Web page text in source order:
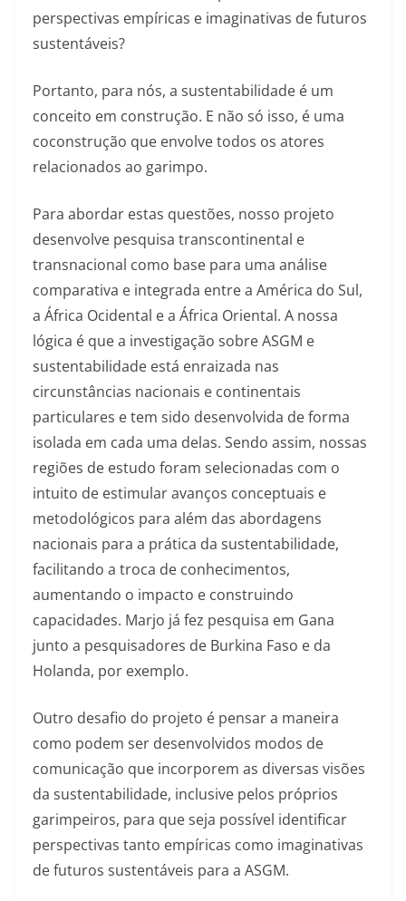
perspectivas empíricas e imaginativas de futuros
sustentáveis?
Portanto, para nós, a sustentabilidade é um
conceito em construção. E não só isso, é uma
coconstrução que envolve todos os atores
relacionados ao garimpo.
Para abordar estas questões, nosso projeto
desenvolve pesquisa transcontinental e
transnacional como base para uma análise
comparativa e integrada entre a América do Sul,
a África Ocidental e a África Oriental. A nossa
lógica é que a investigação sobre ASGM e
sustentabilidade está enraizada nas
circunstâncias nacionais e continentais
particulares e tem sido desenvolvida de forma
isolada em cada uma delas. Sendo assim, nossas
regiões de estudo foram selecionadas com o
intuito de estimular avanços conceptuais e
metodológicos para além das abordagens
nacionais para a prática da sustentabilidade,
facilitando a troca de conhecimentos,
aumentando o impacto e construindo
capacidades. Marjo já fez pesquisa em Gana
junto a pesquisadores de Burkina Faso e da
Holanda, por exemplo.
Outro desafio do projeto é pensar a maneira
como podem ser desenvolvidos modos de
comunicação que incorporem as diversas visões
da sustentabilidade, inclusive pelos próprios
garimpeiros, para que seja possível identificar
perspectivas tanto empíricas como imaginativas
de futuros sustentáveis para a ASGM.